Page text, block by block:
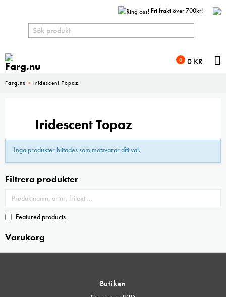
Fri frakt över 700kr!
0 0 KR
Farg.nu > Iridescent Topaz
Iridescent Topaz
Inga produkter hittades som motsvarar ditt val.
Filtrera produkter
Featured products
Varukorg
Butiken